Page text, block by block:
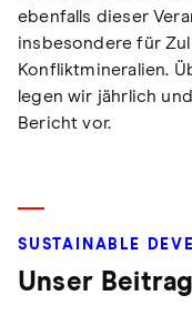
ebenfalls dieser
insbesondere für
Konfliktmineralien.
legen wir jährlich
Bericht vor.
SUSTAINABLE
Unser